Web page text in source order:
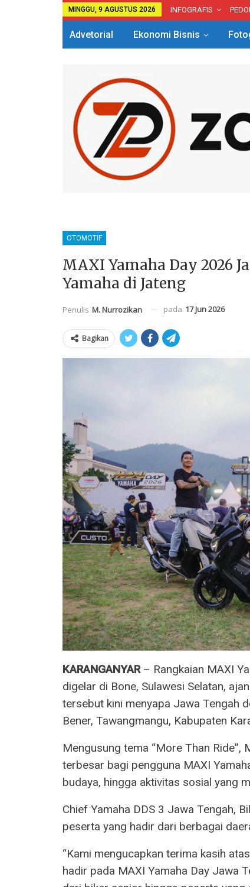
MINGGU, 9 AGUSTUS 2026 INFOGRAFIS
Advetorial Ekonomi Bisnis
OTOMOTIF
MAXI Yamaha Day 2026
Yamaha di Jateng
Penulis M. Nurrozikan pada 17 Jun 2026
Bagikan
KARANGANYAR– Rangkaian MAXI
digelar di Bone, Sulawesi Selatan,
tersebut kini menyapa Jawa Tengah
Bener, Tawangmangu, Kabupaten
Mengusung tema “More Than
terbesar bagi pengguna MAXI
budaya, hingga aktivitas sosial yang
Chief Yamaha DDS 3 Jawa Tengah,
peserta yang hadir dari berbagai
“Kami mengucapkan terima kasih
hadir pada MAXI Yamaha Day Jawa